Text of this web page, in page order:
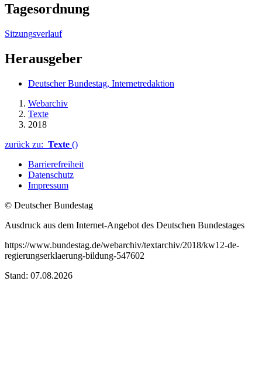
Tagesordnung
Sitzungsverlauf
Herausgeber
Deutscher Bundestag, Internetredaktion
Webarchiv
Texte
2018
zurück zu: Texte ()
Barrierefreiheit
Datenschutz
Impressum
© Deutscher Bundestag
Ausdruck aus dem Internet-Angebot des Deutschen Bundestages
https://www.bundestag.de/webarchiv/textarchiv/2018/kw12-de-
regierungserklaerung-bildung-547602
Stand: 07.08.2026